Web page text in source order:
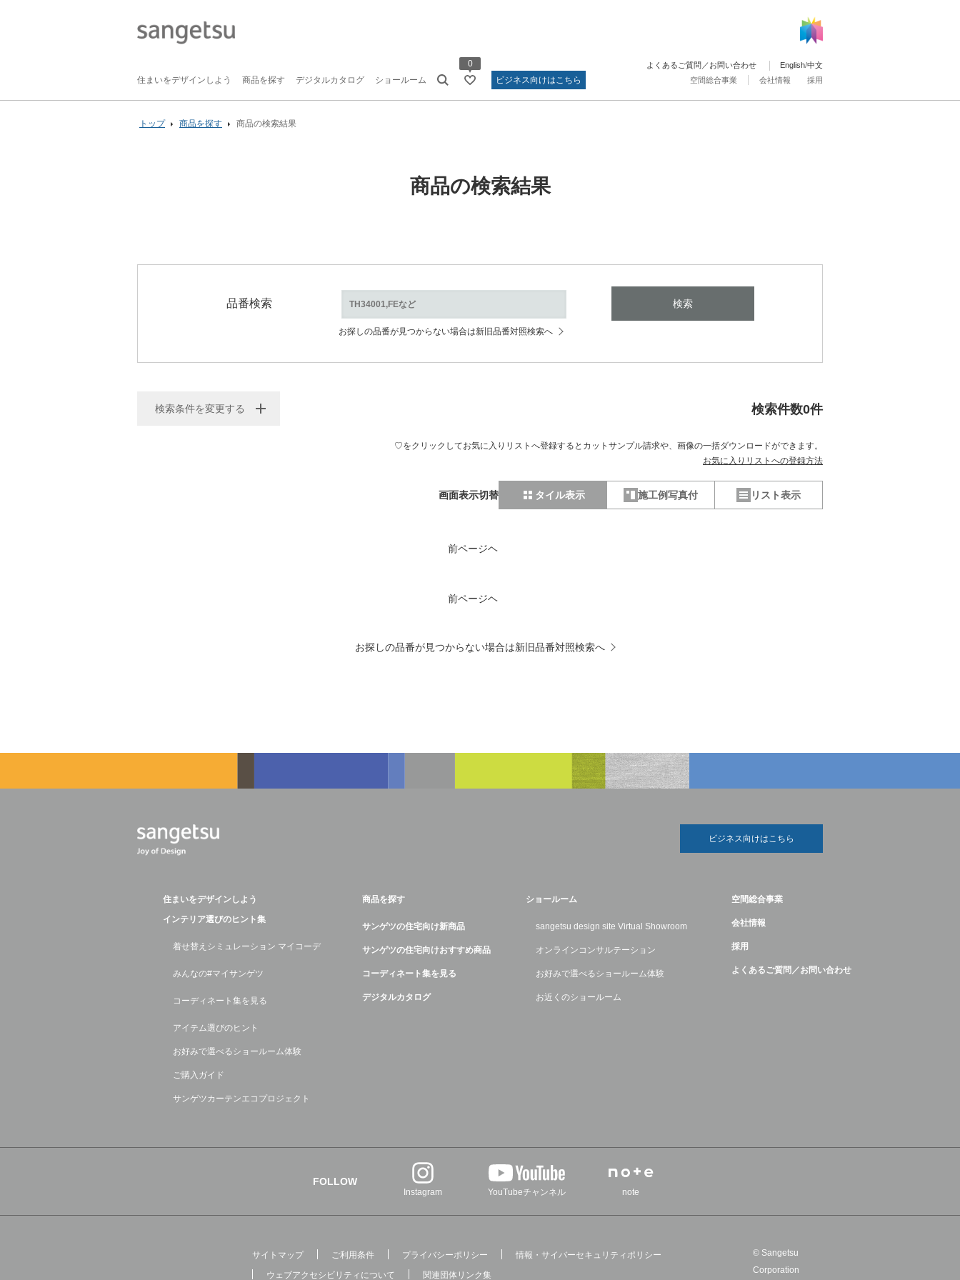
住まいをデザインしよう 商品を探す デジタルカタログ ショールーム
0
ビジネス向けはこちら
空間総合事業 会社情報 採用
よくあるご質問／お問い合わせ English/中文
トップ 商品を探す 商品の検索結果
商品の検索結果
品番検索 検索
お探しの品番が見つからない場合は新旧品番対照検索へ
検索条件を変更する 検索件数0件
♡をクリックしてお気に入りリストへ登録するとカットサンプル請求や、 画像の一括ダウンロードができます。
お気に入りリストへの登録方法
画面表示切替 タイル表示 施工例写真付 リスト表示
前ページヘ
前ページヘ
お探しの品番が見つからない場合は新旧品番対照検索へ
ビジネス向けはこちら
住まいをデザインしよう
インテリア選びのヒント集
着せ替えシミュレーション マイコーデ
みんなの#マイサンゲツ
コーディネート集を見る
アイテム選びのヒント
お好みで選べるショールーム体験
ご購入ガイド
サンゲツカーテンエコプロジェクト
商品を探す
サンゲツの住宅向け新商品
サンゲツの住宅向けおすすめ商品
コーディネート集を見る
デジタルカタログ
ショールーム
sangetsu design site Virtual Showroom
オンラインコンサルテーション
お好みで選べるショールーム体験
お近くのショールーム
空間総合事業
会社情報
採用
よくあるご質問／お問い合わせ
FOLLOW
Instagram YouTubeチャンネル note
サイトマップ ご利用条件 プライバシーポリシー
情報・サイバーセキュリティポリシー
ウェブアクセシビリティについて
関連団体リンク集
© Sangetsu
Corporation